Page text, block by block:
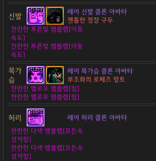
신발
레어 신발 클론 아바타
젠틀한 정장 구두
찬란한 푸른빛 엠블렘[이동
속도]
찬란한 푸른빛 엠블렘[이동
속도]
목가
슴
레어 목가슴 클론 아바타
부조화의 로페즈 망토
찬란한 옐로우 엠블렘[힘]
찬란한 옐로우 엠블렘[힘]
허리 레어 허리 클론 아바타
찬란한 다색 엠블렘[모든속
성저항]
찬란한 다색 엠블렘[모든속
성저항]